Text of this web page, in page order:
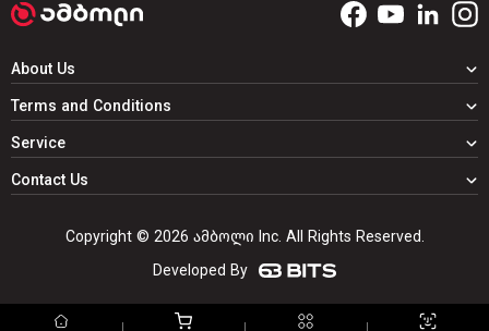
Contact Us
About Us
Terms and Conditions
Service
Copyright © 2026 ამბოლი Inc. All Rights Reserved.
Developed By